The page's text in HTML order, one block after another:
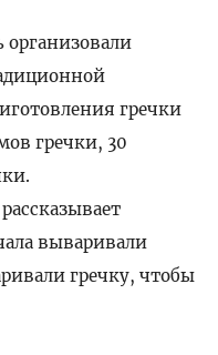
организовали
гречки
гречки, 30
вываривали
гречку, чтобы